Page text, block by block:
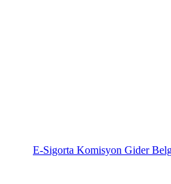
E-Sigorta Komisyon Gider